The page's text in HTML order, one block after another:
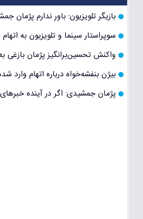
بازیگر تلویزیون: باور ندارم
سوپراستار سینما و تلویزیون به
واکنش تحسین‌برانگیز پژمان
بیژن بنفشه‌خواه درباره اتهام
پژمان جمشیدی: اگر در آینده